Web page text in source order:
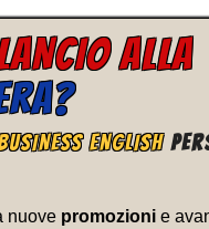
ALLA
ENGLISH
nuove promozioni e